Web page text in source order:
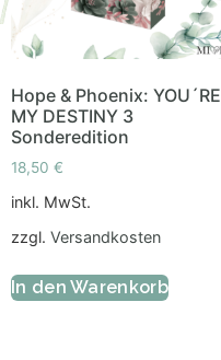
Hope & Phoenix: YOU´RE
MY DESTINY 3
Sonderedition
18,50 €
inkl. MwSt.
zzgl. Versandkosten
In den Warenkorb